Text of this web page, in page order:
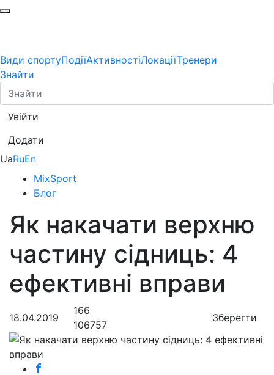
Види спортуПодіїАктивностіЛокаціїТренери
Знайти
Увійти
Додати
UaRuEn
MixSport
Блог
Як накачати верхню
частину сідниць: 4
ефективні вправи
18.04.2019
166
106757
Зберегти